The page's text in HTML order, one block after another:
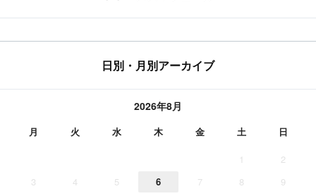
日別・月別アーカイブ
2026年8月
月 火 水 木 金 土 日
1
2
3
4 5 6 7 8
9